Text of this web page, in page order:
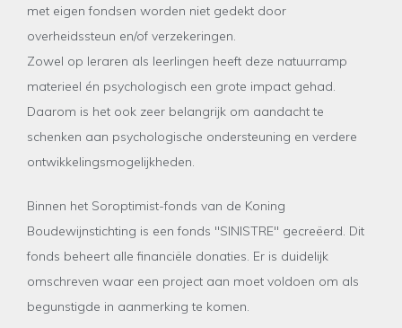
met eigen fondsen worden niet gedekt door
overheidssteun en/of verzekeringen.
Zowel op leraren als leerlingen heeft deze natuurramp
materieel én psychologisch een grote impact gehad.
Daarom is het ook zeer belangrijk om aandacht te
schenken aan psychologische ondersteuning en verdere
ontwikkelingsmogelijkheden.
Binnen het Soroptimist-fonds van de Koning
Boudewijnstichting is een fonds "SINISTRE" gecreëerd. Dit
fonds beheert alle financiële donaties. Er is duidelijk
omschreven waar een project aan moet voldoen om als
begunstigde in aanmerking te komen.